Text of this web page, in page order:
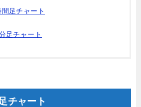
足チャート
足チャート
チャート